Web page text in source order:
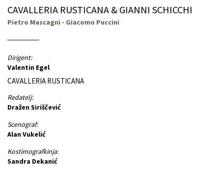
CAVALLERIA RUSTICANA & GIANNI SCHICCHI
Pietro Mascagni - Giacomo Puccini
Dirigent:
Valentin Egel
CAVALLERIA RUSTICANA
Redatelj:
Dražen Siriščević
Scenograf:
Alan Vukelić
Kostimografkinja:
Sandra Dekanić